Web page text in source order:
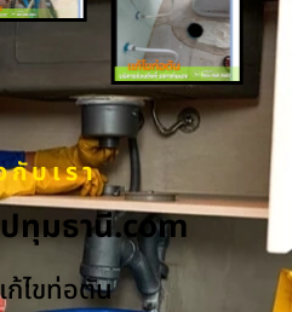
กับเรา
ทุมธานี.com
ก้ไขท่อตัน